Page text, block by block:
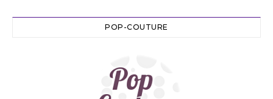
POP-COUTURE